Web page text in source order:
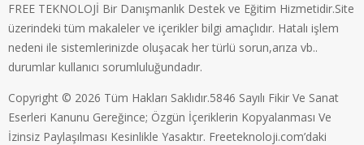
FREE TEKNOLOJİ Bir Danışmanlık Destek ve Eğitim Hizmetidir.Site
üzerindeki tüm makaleler ve içerikler bilgi amaçlıdır. Hatalı işlem
nedeni ile sistemlerinizde oluşacak her türlü sorun,arıza vb..
durumlar kullanıcı sorumluluğundadır.
Copyright © 2026 Tüm Hakları Saklıdır.5846 Sayılı Fikir Ve Sanat
Eserleri Kanunu Gereğince; Özgün İçeriklerin Kopyalanması Ve
İzinsiz Paylaşılması Kesinlikle Yasaktır. Freeteknoloji.com’daki